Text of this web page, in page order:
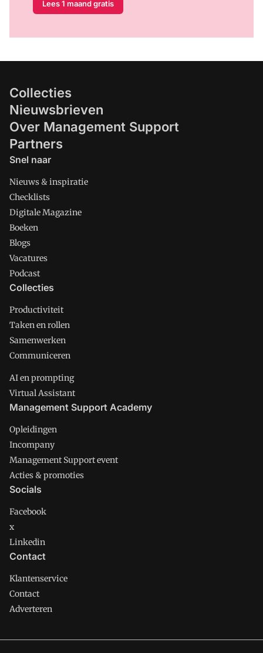
Lees 1 maand gratis
Collecties
Nieuwsbrieven
Over Management Support
Partners
Snel naar
Nieuws & inspiratie
Checklists
Digitale Magazine
Boeken
Blogs
Vacatures
Podcast
Collecties
Productiviteit
Taken en rollen
Samenwerken
Communiceren
AI en prompting
Virtual Assistant
Management Support Academy
Opleidingen
Incompany
Management Support event
Acties & promoties
Socials
Facebook
x
Linkedin
Contact
Klantenservice
Contact
Adverteren